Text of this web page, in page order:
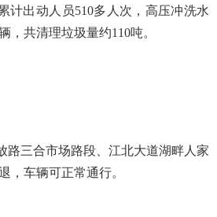
计出动人员510多人次，高压冲洗水
，共清理垃圾量约110吨。
路三合市场路段、江北大道湖畔人家
，车辆可正常通行。